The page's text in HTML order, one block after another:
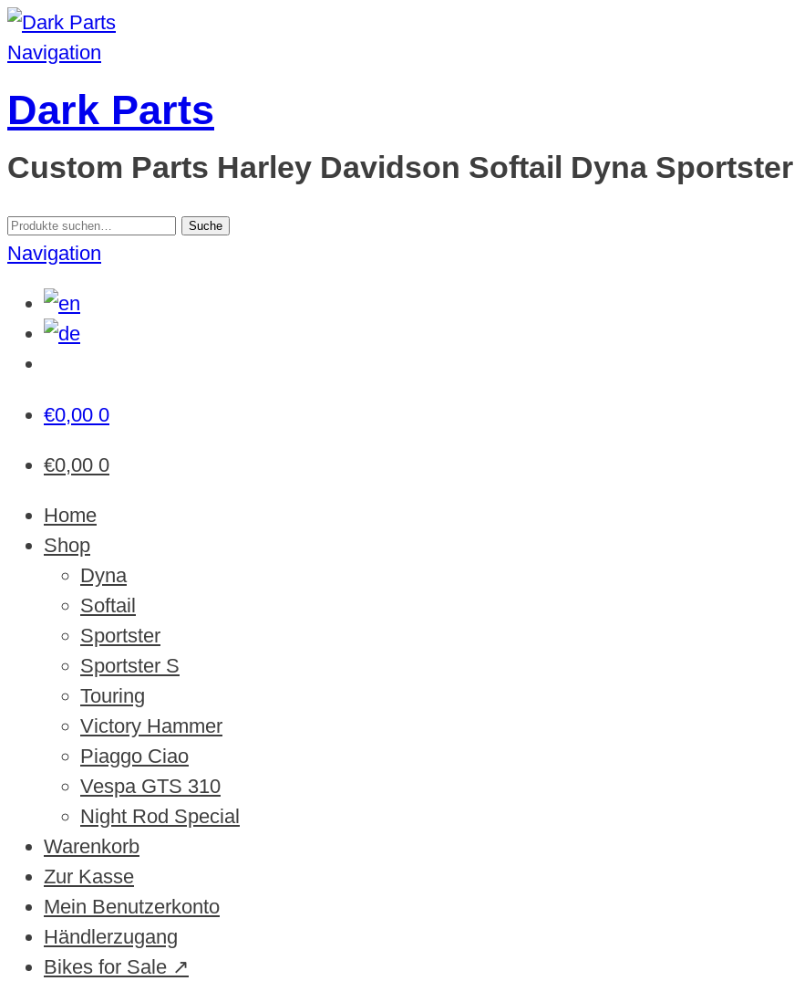
Navigation
Dark Parts
Custom Parts Harley Davidson Softail Dyna Sportster
Suche
nach:
Suche
Navigation
€0,00 0
€0,00 0
Home
Shop
Dyna
Softail
Sportster
Sportster S
Touring
Victory Hammer
Piaggo Ciao
Vespa GTS 310
Night Rod Special
Warenkorb
Zur Kasse
Mein Benutzerkonto
Händlerzugang
Bikes for Sale ↗